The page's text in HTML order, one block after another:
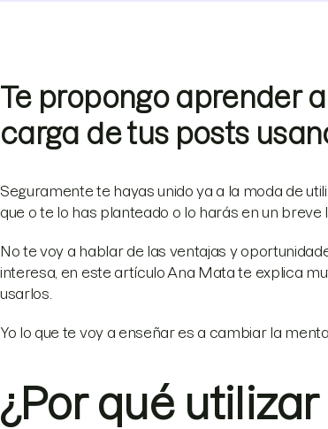
Te propongo aprender
carga de tus posts
Seguramente te hayas unido ya a la moda de
que o te lo has planteado o lo harás en un breve
No te voy a hablar de las ventajas y
interesa, en este artículo Ana Mata te explica
usarlos.
Yo lo que te voy a enseñar es a cambiar la
¿Por qué